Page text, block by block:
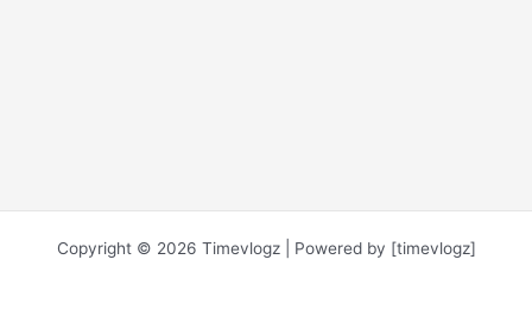
Copyright © 2026 Timevlogz | Powered by [timevlogz]